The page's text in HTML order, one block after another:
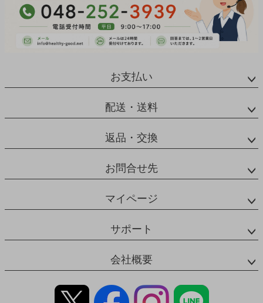
お支払い
配送・送料
返品・交換
お問合せ先
マイページ
サポート
会社概要